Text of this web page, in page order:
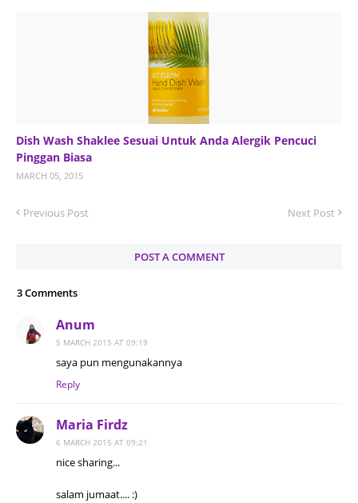
Dish Wash Shaklee Sesuai Untuk Anda Alergik Pencuci
Pinggan Biasa
MARCH 05, 2015
Previous Post Next Post
POST A COMMENT
3 Comments
Anum
5 MARCH 2015 AT 09:19
saya pun mengunakannya
Reply
Maria Firdz
6 MARCH 2015 AT 09:21
nice sharing...
salam jumaat.... :)